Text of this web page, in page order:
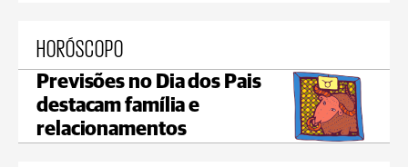
HORÓSCOPO
Previsões no Dia dos Pais
destacam família e
relacionamentos